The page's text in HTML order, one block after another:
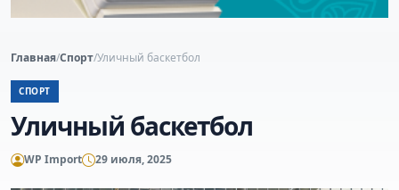
Главная/Спорт/Уличный баскетбол
СПОРТ
Уличный баскетбол
WP Import 29 июля, 2025